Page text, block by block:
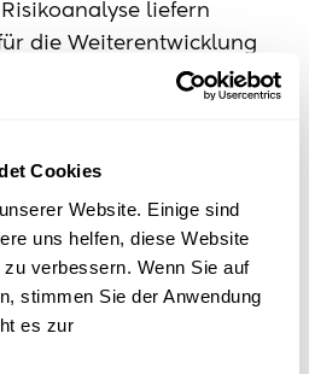
Cookies
Website. Einige sind
uns helfen, diese Website
verbessern. Wenn Sie auf
stimmen Sie der Anwendung
es zur
liefern
die Weiterentwicklung
Tool
gebraucht werden –
Prozessanpassungen
So
zu einem
der
und nicht zum